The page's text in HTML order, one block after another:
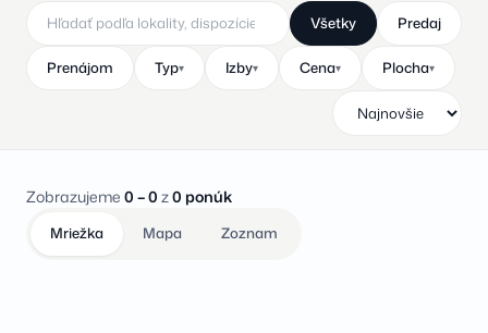
Všetky Predaj
Prenájom Typ▾ Izby▾ Cena▾ Plocha▾
Zobrazujeme 0 – 0 z0 ponúk
Mriežka Mapa Zoznam